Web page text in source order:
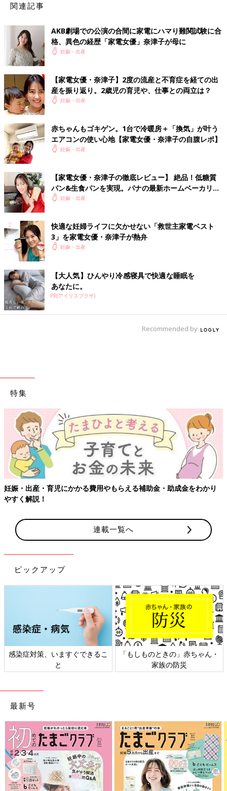
関連記事
AKB劇場での公演の合間に家電にハマり難関試験に合
格、異色の経歴「家電女優」奈津子が母に
妊娠・出産
【家電女優・奈津子】2度の流産と不育症を経ての出
産を振り返り。2歳児の育児や、仕事との両立は？
妊娠・出産
赤ちゃんもゴキゲン。1台で冷暖房＋「換気」が叶う
エアコンの使い心地【家電女優・奈津子の自腹レポ】
妊娠・出産
【家電女優・奈津子の徹底レビュー】 絶品！低糖質
パン&生食パンを実現。パナの最新ホームベーカリー
は食卓の救世主だった
妊娠・出産
快適な妊婦ライフに欠かせない「救世主家電ベスト
3」を家電女優・奈津子が熱弁
妊娠・出産
【大人気】ひんやり冷感寝具で快適な睡眠を
あなたに。
PR(アイリスプラザ)
Recommended by
特集
妊娠・出産・育児にかかる費用やもらえる補助金・助成金をわかり
やすく解説！
連載一覧へ
ピックアップ
感染症対策、いますぐできるこ
と
「もしものときの」赤ちゃん・
家族の防災
最新号